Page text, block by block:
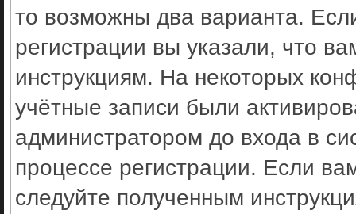
то возможны два варианта.
регистрации вы указали, что
инструкциям. На некоторых
учётные записи были
администратором до входа в
процессе регистрации. Если
следуйте полученным